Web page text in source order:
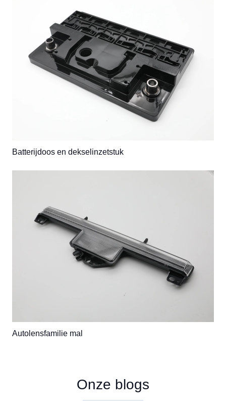
Batterijdoos en dekselinzetstuk
Autolensfamilie mal
Onze blogs